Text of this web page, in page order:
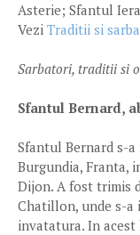
Asterie; Sfantul
Vezi Traditii si
Sarbatori, traditii si
Sfantul Bernard,
Sfantul Bernard s-
Burgundia, Franta,
Dijon. A fost trimis
Chatillon, unde s-a
invatatura. In